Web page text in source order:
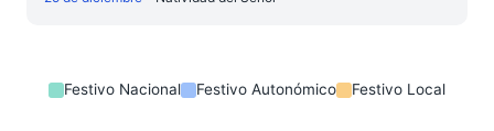
Festivo Nacional Festivo Autonómico Festivo Local